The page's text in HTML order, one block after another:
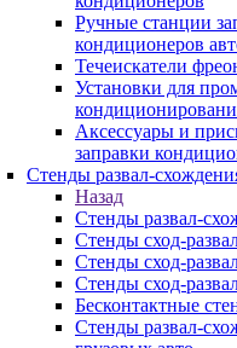
Ручные станции
кондиционеров
Течеискатели
Установки для
Аксессуары и
заправки
Стенды развал-
Назад
Стенды развал-
Стенды сход-
Стенды сход-
Стенды сход-
Бесконтактные
Стенды развал-